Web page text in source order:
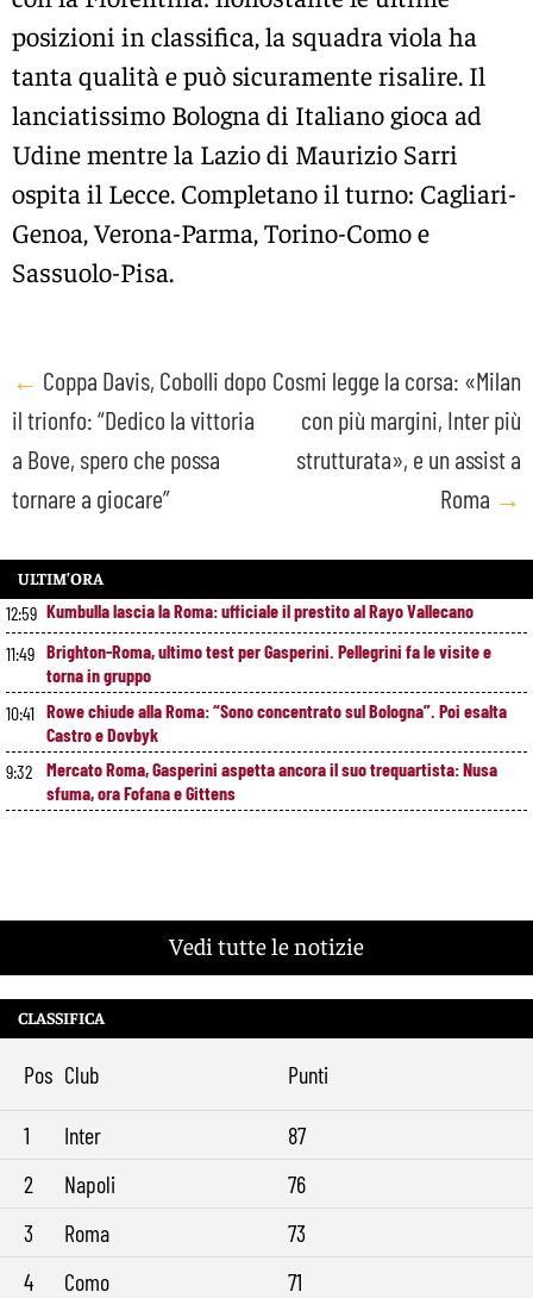
posizioni in classifica, la squadra viola ha
tanta qualità e può sicuramente risalire. Il
lanciatissimo Bologna di Italiano gioca ad
Udine mentre la Lazio di Maurizio Sarri
ospita il Lecce. Completano il turno: Cagliari-
Genoa, Verona-Parma, Torino-Como e
Sassuolo-Pisa.
Post
navigation
← Coppa Davis, Cobolli dopo
il trionfo: “Dedico la vittoria
a Bove, spero che possa
tornare a giocare”
Cosmi legge la corsa: «Milan
con più margini, Inter più
strutturata», e un assist a
Roma →
ULTIM’ORA
12:59 Kumbulla lascia la Roma: ufficiale il prestito al Rayo Vallecano
11:49 Brighton-Roma, ultimo test per Gasperini. Pellegrini fa le visite e
torna in gruppo
10:41 Rowe chiude alla Roma: “Sono concentrato sul Bologna”. Poi esalta
Castro e Dovbyk
9:32
Mercato Roma, Gasperini aspetta ancora il suo trequartista: Nusa
sfuma, ora Fofana e Gittens
Vedi tutte le notizie
CLASSIFICA
Pos Club Punti
1 Inter
87
2
Napoli
76
3
Roma
73
4
Como
71